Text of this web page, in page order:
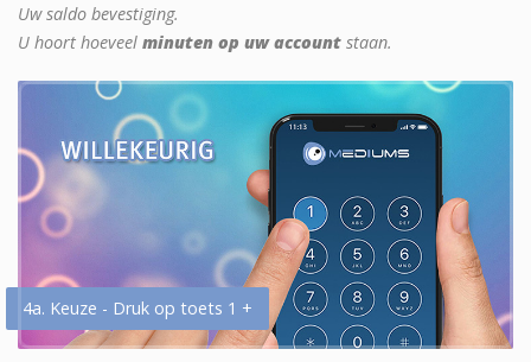
Uw saldo bevestiging.
U hoort hoeveel minuten op uw account staan.
4a. Keuze - Druk op toets 1 +